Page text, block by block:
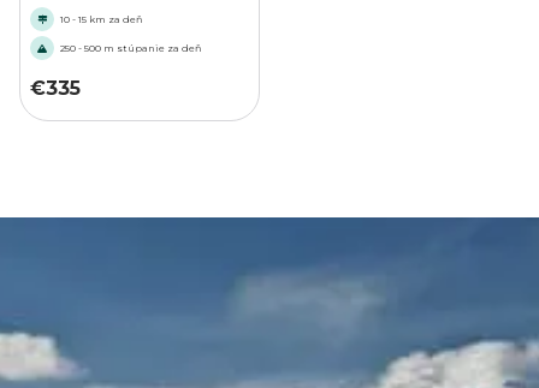
10 - 15 km za deň
250 - 500 m stúpanie za deň
€335